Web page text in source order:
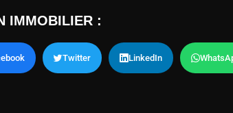
IMMOBILIER :
Twitter LinkedIn